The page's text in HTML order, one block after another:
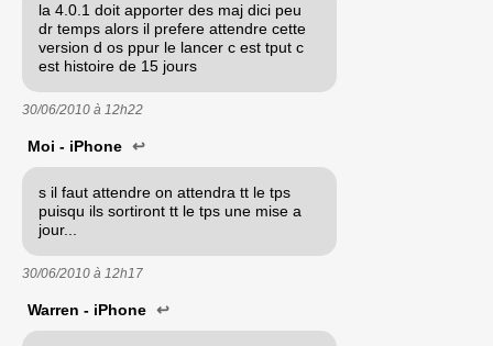
la 4.0.1 doit apporter des maj dici peu
dr temps alors il prefere attendre cette
version d os ppur le lancer c est tput c
est histoire de 15 jours
30/06/2010 à 12h22
Moi - iPhone ↩
s il faut attendre on attendra tt le tps
puisqu ils sortiront tt le tps une mise a
jour...
30/06/2010 à 12h17
Warren - iPhone ↩